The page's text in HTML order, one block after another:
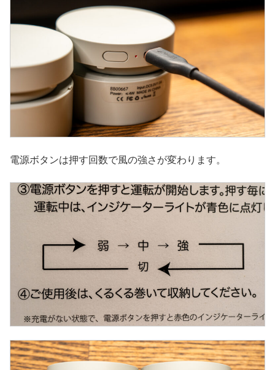
電源ボタンは押す回数で風の強さが変わります。